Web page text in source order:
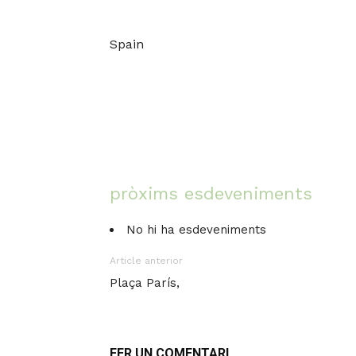
Spain
pròxims esdeveniments
No hi ha esdeveniments
Article anterior
Plaça París,